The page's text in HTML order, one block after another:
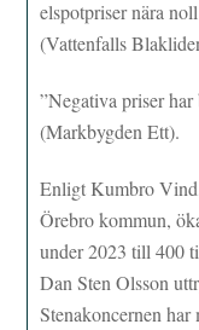
elspotpriser nära
(Vattenfalls
”Negativa priser
(Markbygden Ett).
Enligt Kumbro
Örebro kommun,
under 2023 till 400
Dan Sten Olsson
Stenakoncernen